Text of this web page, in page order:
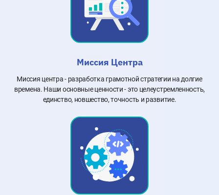
Миссия Центра
Миссия центра - разработка грамотной стратегии на долгие
времена. Наши основные ценности - это целеустремленность,
единство, новшество, точность и развитие.